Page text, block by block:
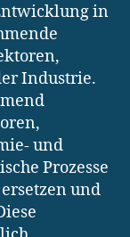
in
Industrie.
und
Prozesse
und